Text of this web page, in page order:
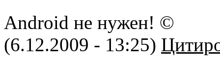
Android не нужен! ©
(6.12.2009 - 13:25)